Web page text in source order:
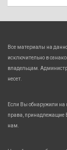
Все материалы на
исключительно в
владельцам.
несет.
Если Вы обнаружили
права, принадлежащие
нам.